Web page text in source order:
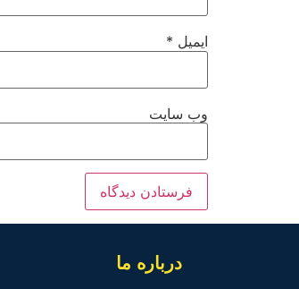
ایمیل *
وب‌ سایت
درباره ما